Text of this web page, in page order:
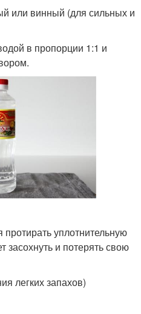
или винный (для сильных и
в пропорции 1:1 и
уплотнительную
засохнуть и потерять свою
легких запахов)